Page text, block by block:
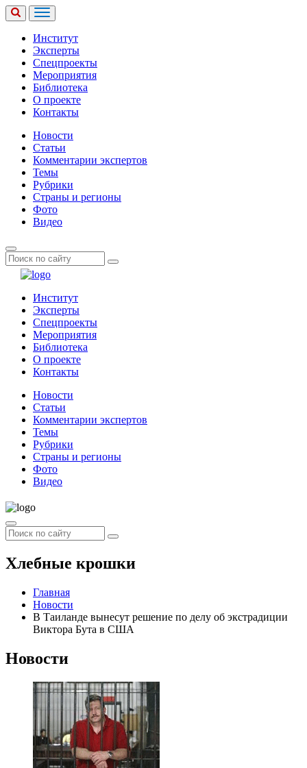
Институт
Эксперты
Спецпроекты
Мероприятия
Библиотека
О проекте
Контакты
Новости
Статьи
Комментарии экспертов
Темы
Рубрики
Страны и регионы
Фото
Видео
Институт
Эксперты
Спецпроекты
Мероприятия
Библиотека
О проекте
Контакты
Новости
Статьи
Комментарии экспертов
Темы
Рубрики
Страны и регионы
Фото
Видео
Хлебные крошки
Главная
Новости
В Таиланде вынесут решение по делу об экстрадиции
Виктора Бута в США
Новости